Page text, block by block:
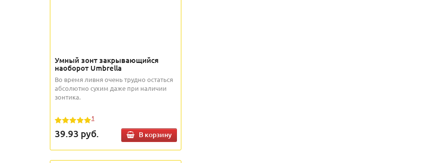
Умный зонт закрывающийся
наоборот Umbrella
Во время ливня очень трудно остаться
абсолютно сухим даже при наличии
зонтика.
1
39.93 руб. В корзину